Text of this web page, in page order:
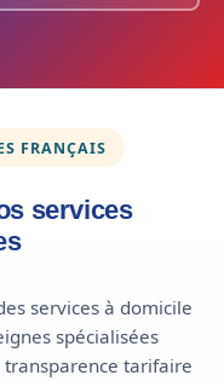
FRANÇAIS
services
services à domicile
spécialisées
tarifaire